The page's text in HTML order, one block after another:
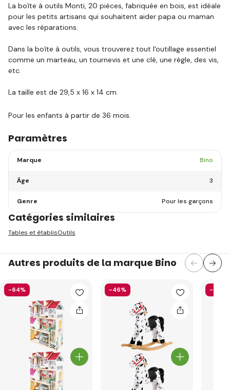
La boîte à outils Monti, 20 pièces, fabriquée en bois, est idéale
pour les petits artisans qui souhaitent aider papa ou maman
avec les réparations.
Dans la boîte à outils, vous trouverez tout l'outillage essentiel
comme un marteau, un tournevis et une clé, une règle, des vis,
etc.
La taille est de 29,5 x 16 x 14 cm.
Pour les enfants à partir de 36 mois.
Paramètres
Marque Bino
Âge 3
Genre Pour les garçons
Catégories similaires
Tables et établisOutils
Autres produits de la marque Bino
-64% -46% -46%